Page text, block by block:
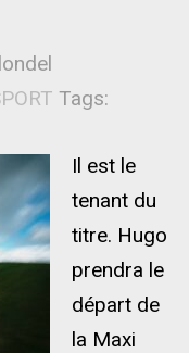
Tags:
Il est le
tenant du
titre. Hugo
prendra le
départ de
la Maxi